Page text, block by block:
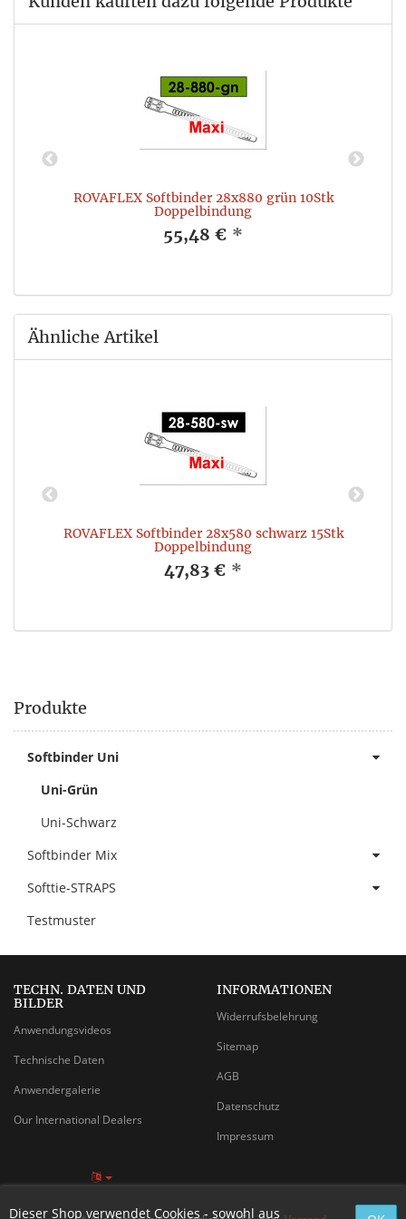
ROVAFLEX Softbinder 28x880 grün 10Stk
Doppelbindung
55,48 € *
Ähnliche Artikel
ROVAFLEX Softbinder 28x580 schwarz 15Stk
Doppelbindung
47,83 € *
Produkte
Softbinder Uni
Uni-Grün
Uni-Schwarz
Softbinder Mix
Softtie-STRAPS
Testmuster
TECHN. DATEN UND
BILDER
Anwendungsvideos
Technische Daten
Anwendergalerie
Our International Dealers
INFORMATIONEN
Widerrufsbelehrung
Sitemap
AGB
Datenschutz
Impressum
Dieser Shop verwendet Cookies - sowohl aus